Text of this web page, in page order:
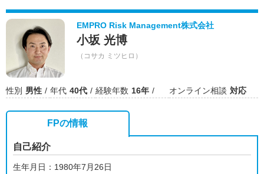
EMPRO Risk Management株式会社
小坂 光博
（コサカ ミツヒロ）
性別 男性 年代 40代 経験年数 16年 オンライン相談 対応
FPの情報
自己紹介
生年月日：1980年7月26日